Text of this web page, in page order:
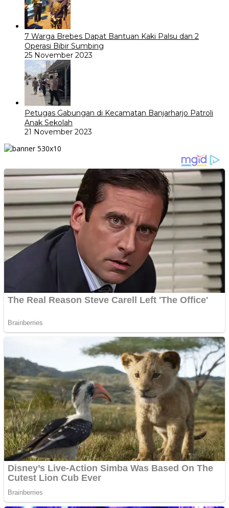
7 Warga Brebes Dapat Bantuan Kaki Palsu dan 2
Operasi Bibir Sumbing
25 November 2023
Petugas Gabungan di Kecamatan Banjarharjo Patroli
Anak Sekolah
21 November 2023